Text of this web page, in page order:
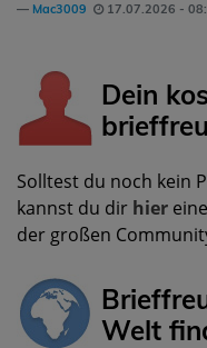
Mac3009 17.07.2026 -
Dein
Solltest du noch kein
kannst du dir hier
der großen
Welt